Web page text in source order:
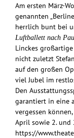
Am ersten März-
genannten
herrlich bunt bei
Luftballett nach
Linckes
nicht zuletzt
auf den großen
viel Jubel im
Den
garantiert in eine
vergessen
April sowie 2. und
https://